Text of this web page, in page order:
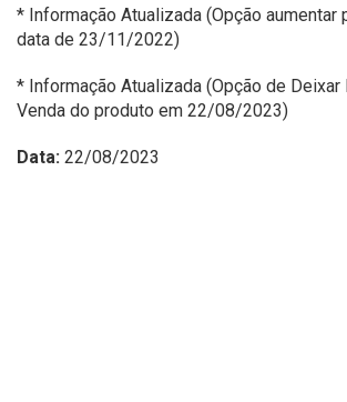
* Informação Atualizada (Opção aumentar
data de 23/11/2022)
* Informação Atualizada (Opção de Deixar
Venda do produto em 22/08/2023)
Data: 22/08/2023